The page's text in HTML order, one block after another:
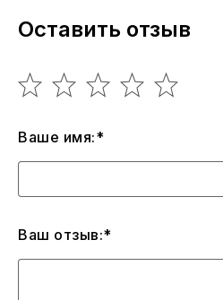
Оставить отзыв
Ваше имя:*
Ваш отзыв:*